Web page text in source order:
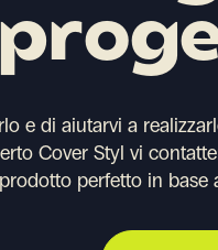
e di aiutarvi a
Cover Styl vi
perfetto in base